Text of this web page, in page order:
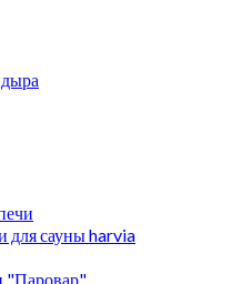
для сауны harvia
"Паровар"